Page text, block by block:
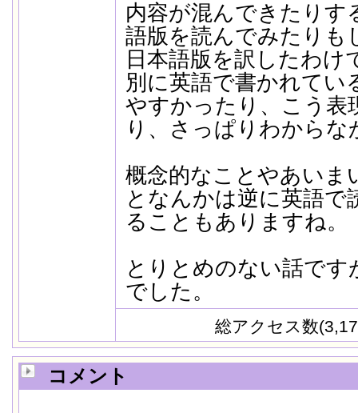
内容が混んできたりす
語版を読んでみたりも
日本語版を訳したわけ
別に英語で書かれてい
やすかったり、こう表
り、さっぱりわからな
概念的なことやあいま
となんかは逆に英語で
ることもありますね。
とりとめのない話です
でした。
総アクセス数
コメント